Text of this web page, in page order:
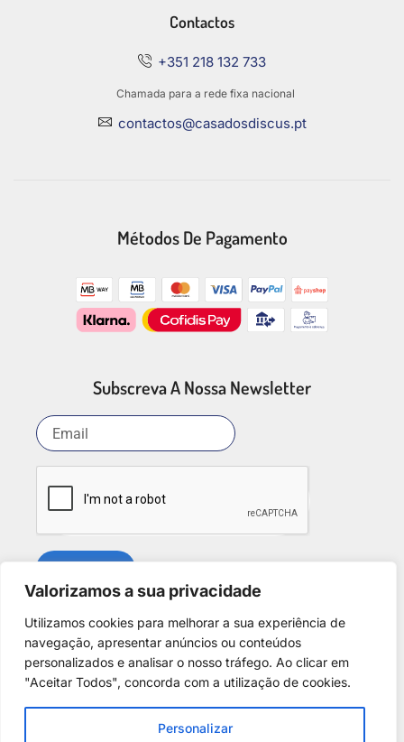
Valorizamos a sua privacidade
Utilizamos cookies para melhorar a sua experiência de
navegação, apresentar anúncios ou conteúdos
personalizados e analisar o nosso tráfego. Ao clicar em
"Aceitar Todos", concorda com a utilização de cookies.
Personalizar
Contactos
+351 218 132 733
Chamada para a rede fixa nacional
contactos@casadosdiscus.pt
Métodos De Pagamento
Subscreva A Nossa Newsletter
Redes Sociais